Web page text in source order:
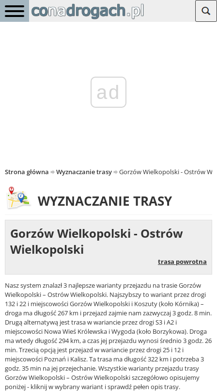
ad
Strona główna Wyznaczanie trasy Gorzów Wielkopolski - Ostrów
WYZNACZANIE TRASY
Gorzów Wielkopolski - Ostrów
Wielkopolski
trasa powrotna
Nasz system znalazł 3 najlepsze warianty przejazdu na trasie Gorzów
Wielkopolski – Ostrów Wielkopolski. Najszybszy to wariant przez drogi
132 i 22 i miejscowości Gorzów Wielkopolski i Koszuty (koło Kórnika) –
droga ma długość 267 km i przejazd zajmie nam zazwyczaj 3 godz. 8 min.
Drugą alternatywą jest trasa w wariancie przez drogi S3 i A2 i
miejscowości Nowa Wieś Królewska i Wygoda (koło Borzykowa). Droga
ma wtedy długość 294 km, a czas jej przejazdu wynosi średnio 3 godz. 26
min. Trzecią opcją jest przejazd w wariancie przez drogi 25 i 12 i
miejscowości Poznań i Kalisz. Ta trasa ma długość 322 km i potrzeba 3
godz. 35 min na jej przejechanie. Wszystkie warianty przejazdu trasy
Gorzów Wielkopolski – Ostrów Wielkopolski szczegółowo opisujemy
poniżej - kliknij w wybrany wariant i sprawdź pełen opis trasy.